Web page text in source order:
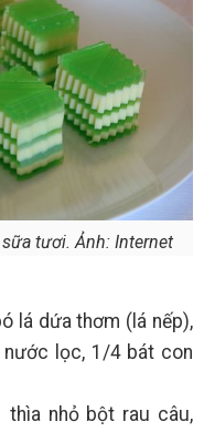
tươi. Ảnh: Internet
lá dứa thơm (lá nếp),
nước lọc, 1/4 bát con
thìa nhỏ bột rau câu,